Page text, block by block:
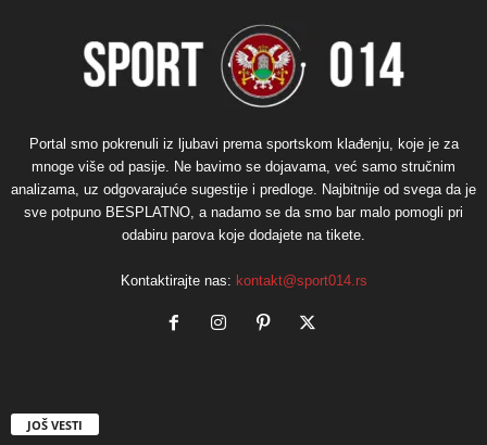
Portal smo pokrenuli iz ljubavi prema sportskom klađenju, koje je za
mnoge više od pasije. Ne bavimo se dojavama, već samo stručnim
analizama, uz odgovarajuće sugestije i predloge. Najbitnije od svega da je
sve potpuno BESPLATNO, a nadamo se da smo bar malo pomogli pri
odabiru parova koje dodajete na tikete.
Kontaktirajte nas: kontakt@sport014.rs
JOŠ VESTI